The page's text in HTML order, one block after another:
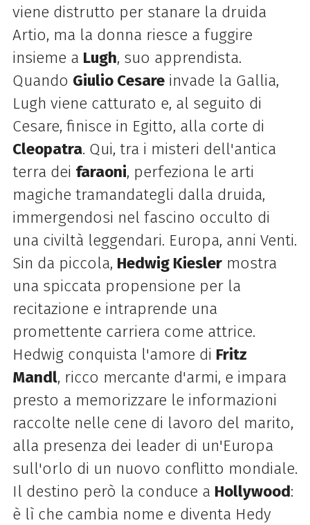
viene distrutto per stanare la druida
Artio, ma la donna riesce a fuggire
insieme a Lugh, suo apprendista.
Quando Giulio Cesareinvade la Gallia,
Lugh viene catturato e, al seguito di
Cesare, finisce in Egitto, alla corte di
Cleopatra. Qui, tra i misteri dell'antica
terra dei faraoni, perfeziona le arti
magiche tramandategli dalla druida,
immergendosi nel fascino occulto di
una civiltà leggendari. Europa, anni Venti.
Sin da piccola, Hedwig Kieslermostra
una spiccata propensione per la
recitazione e intraprende una
promettente carriera come attrice.
Hedwig conquista l'amore di Fritz
Mandl, ricco mercante d'armi, e impara
presto a memorizzare le informazioni
raccolte nelle cene di lavoro del marito,
alla presenza dei leader di un'Europa
sull'orlo di un nuovo conflitto mondiale.
Il destino però la conduce a Hollywood:
è lì che cambia nome e diventa Hedy